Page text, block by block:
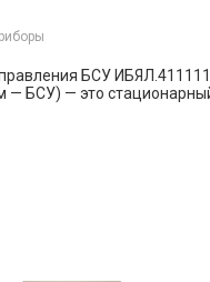
БСУ
— БСУ) — это